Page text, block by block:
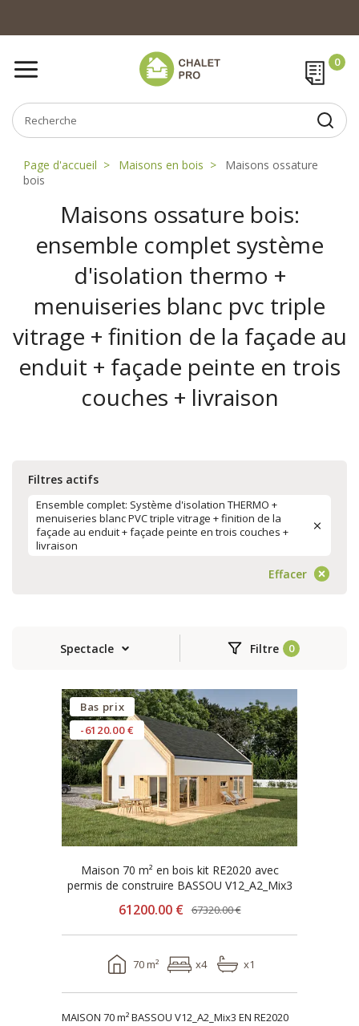
Page d'accueil Maisons en bois
Maisons ossature
bois
Maisons ossature bois:
ensemble complet système
d'isolation thermo +
menuiseries blanc pvc triple
vitrage + finition de la façade au
enduit + façade peinte en trois
couches + livraison
Filtres actifs
Ensemble complet: Système d'isolation THERMO +
menuiseries blanc PVC triple vitrage + finition de la
façade au enduit + façade peinte en trois couches +
livraison
Effacer
Spectacle Filtre
Bas prix
-6120.00 €
Maison 70 m² en bois kit RE2020 avec
permis de construire BASSOU V12_A2_Mix3
61200.00 € 67320.00 €
70 m² x4 x1
MAISON 70 m² BASSOU V12_A2_Mix3 EN RE2020